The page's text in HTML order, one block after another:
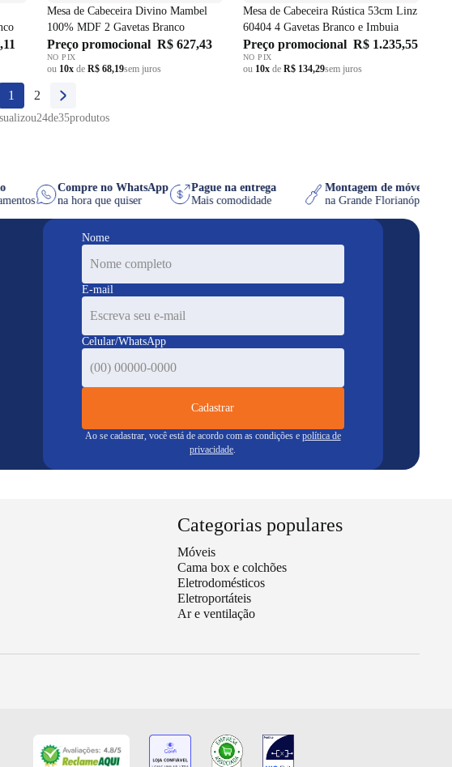
Mesa de Cabeceira Divino Mambel
100% MDF 2 Gavetas Branco
Preço promocional R$ 627,43
NO PIX
ou 10x de R$ 68,19sem juros
Mesa de Cabeceira Rústica 53cm Linz
60404 4 Gavetas Branco e Imbuia
Preço promocional R$ 1.235,55
NO PIX
ou 10x de R$ 134,29sem juros
1 2
24de35produtos
Compre no WhatsApp
na hora que quiser
Pague na entrega
Mais comodidade
Montagem de móvel
na Grande
Nome
E-mail
Celular/WhatsApp
Cadastrar
Ao se cadastrar, você está de acordo com as condições e política de
privacidade.
Categorias populares
Móveis
Cama box e colchões
Eletrodomésticos
Eletroportáteis
Ar e ventilação